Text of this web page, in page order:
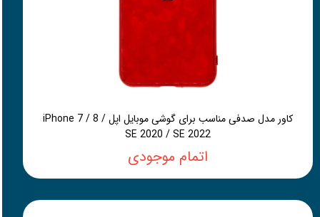
کاور مدل صدفی مناسب برای گوشی موبایل اپل iPhone 7 / 8 /
SE 2020 / SE 2022
اتمام موجودی